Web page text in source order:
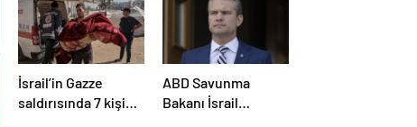
İsrail’in Gazze
saldırısında 7 kişi
ABD Savunma
Bakanı İsrail